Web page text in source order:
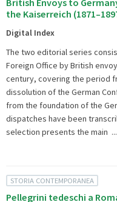
British Envoys to
the Kaiserreich
Digital Index
The two editorial series
Foreign Office by British
century, covering the period
dissolution of the German
from the foundation of the
dispatches have been
selection presents the main ...
STORIA CONTEMPORANEA
Pellegrini tedeschi a